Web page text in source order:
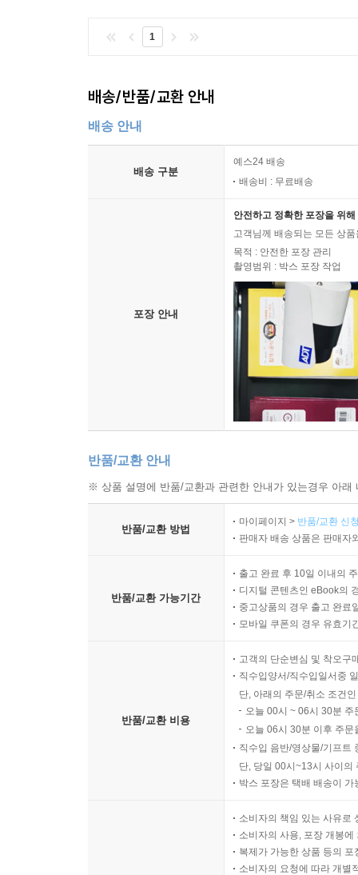
17.9 영상 정합(13장)
18장 GPU를 이용한 영상 처리
18.1 NVIDIA CUDA 소개
18.4 2차원 가우시안 필터 예제
1
배송/반품/교환 안내
배송 안내
배송 구분
예스24 배송
배송비 : 무료배송
포장 안내
안전하고 정확한 포장을 위
고객님께 배송되는 모든 상
목적 : 안전한 포장 관리
촬영범위 : 박스 포장 작업
반품/교환 안내
※ 상품 설명에 반품/교환과 관련한 안내가 있는경우 아
반품/교환 방법
마이페이지 > 반품/교환 신
판매자 배송 상품은 판매자
반품/교환 가능기간
출고 완료 후 10일 이내의
디지털 콘텐츠인 eBook의
중고상품의 경우 출고 완료
모바일 쿠폰의 경우 유효기
반품/교환 비용
고객의 단순변심 및 착오구
직수입양서/직수입일서중
단, 아래의 주문/취소 조건
오늘 00시 ~ 06시 30분
오늘 06시 30분 이후 주
직수입 음반/영상물/기프트
단, 당일 00시~13시 사이의
박스 포장은 택배 배송이
소비자의 책임 있는 사유로
소비자의 사용, 포장 개봉
복제가 가능한 상품 등의
소비자의 요청에 따라 개별